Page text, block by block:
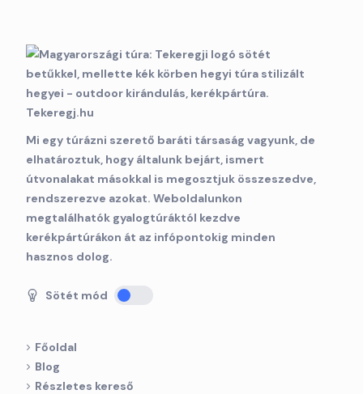
Mi egy túrázni szerető baráti társaság vagyunk, de
elhatároztuk, hogy általunk bejárt, ismert
útvonalakat másokkal is megosztjuk összeszedve,
rendszerezve azokat. Weboldalunkon
megtalálhatók gyalogtúráktól kezdve
kerékpártúrákon át az infópontokig minden
hasznos dolog.
Sötét mód
Főoldal
Blog
Részletes kereső